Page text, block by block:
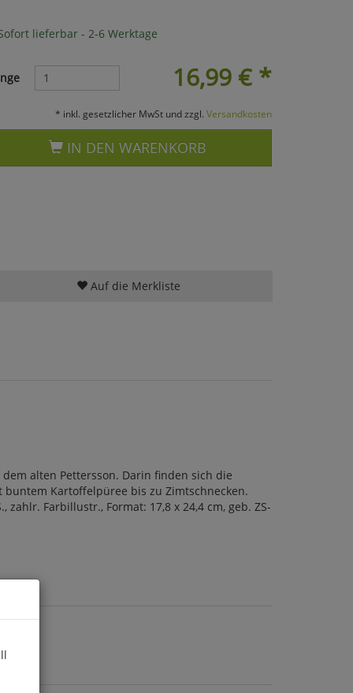
lieferbar - 2-6 Werktage
16,99 €*
* inkl. gesetzlicher MwSt und zzgl. Versandkosten
IN DEN WARENKORB
Auf die Merkliste
alten Pettersson. Darin finden sich die
Kartoffelpüree bis zu Zimtschnecken.
Farbillustr., Format: 17,8 x 24,4 cm, geb. ZS-